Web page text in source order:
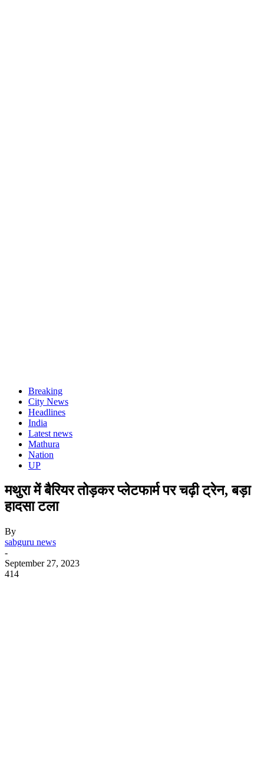
Breaking
City News
Headlines
India
Latest news
Mathura
Nation
UP
मथुरा में बैरियर तोड़कर प्लेटफार्म पर चढ़ी ट्रेन, बड़ा
हादसा टला
By
sabguru news
-
September 27, 2023
414